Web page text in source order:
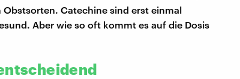
Catechine sind erst einmal
Aber wie so oft kommt es auf die Dosis